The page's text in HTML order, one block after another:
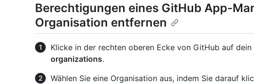
Berechtigungen eines GitHub App-
Organisation entfernen
Klicke in der rechten oberen Ecke von GitHub auf
organizations.
Wählen Sie eine Organisation aus, indem Sie darauf